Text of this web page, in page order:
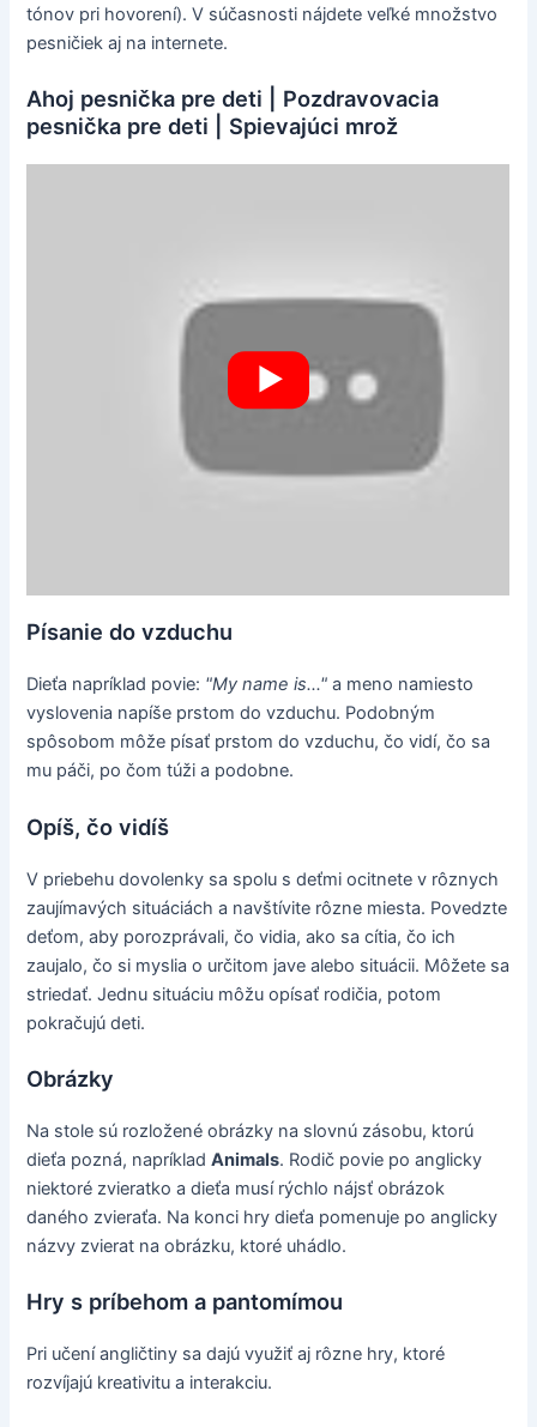
tónov pri hovorení). V súčasnosti nájdete veľké množstvo
pesničiek aj na internete.
Ahoj pesnička pre deti | Pozdravovacia
pesnička pre deti | Spievajúci mrož
Písanie do vzduchu
Dieťa napríklad povie: "My name is..." a meno namiesto
vyslovenia napíše prstom do vzduchu. Podobným
spôsobom môže písať prstom do vzduchu, čo vidí, čo sa
mu páči, po čom túži a podobne.
Opíš, čo vidíš
V priebehu dovolenky sa spolu s deťmi ocitnete v rôznych
zaujímavých situáciách a navštívite rôzne miesta. Povedzte
deťom, aby porozprávali, čo vidia, ako sa cítia, čo ich
zaujalo, čo si myslia o určitom jave alebo situácii. Môžete sa
striedať. Jednu situáciu môžu opísať rodičia, potom
pokračujú deti.
Obrázky
Na stole sú rozložené obrázky na slovnú zásobu, ktorú
dieťa pozná, napríkladAnimals. Rodič povie po anglicky
niektoré zvieratko a dieťa musí rýchlo nájsť obrázok
daného zvieraťa. Na konci hry dieťa pomenuje po anglicky
názvy zvierat na obrázku, ktoré uhádlo.
Hry s príbehom a pantomímou
Pri učení angličtiny sa dajú využiť aj rôzne hry, ktoré
rozvíjajú kreativitu a interakciu.